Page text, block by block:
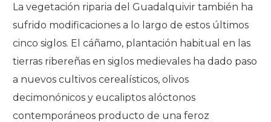
La vegetación riparia del Guadalquivir también ha
sufrido modificaciones a lo largo de estos últimos
cinco siglos. El cáñamo, plantación habitual en las
tierras ribereñas en siglos medievales ha dado paso
a nuevos cultivos cerealísticos, olivos
decimonónicos y eucaliptos alóctonos
contemporáneos producto de una feroz